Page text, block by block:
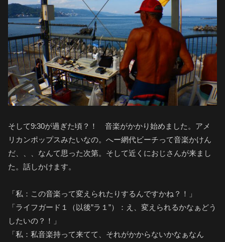
そして9:30が過ぎた頃？！ 音楽がかかり始めました。アメ
リカンポップスみたいなの。へー網代ビーチって音楽かけん
だ、、、なんて思った次第。そして近くにおじさんが来まし
た。話しかけます。
「私：この音楽って変えられたりするんですかね？！」
「ライフガード１（以後”ラ１”）：え、変えられるかなぁどう
したいの？！」
「私：私音楽持って来てて、それがかからないかなぁなん